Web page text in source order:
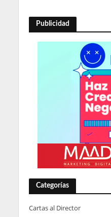
Publicidad
Categorías
Cartas al Director